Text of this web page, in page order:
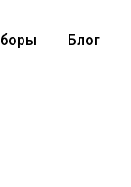
Блог